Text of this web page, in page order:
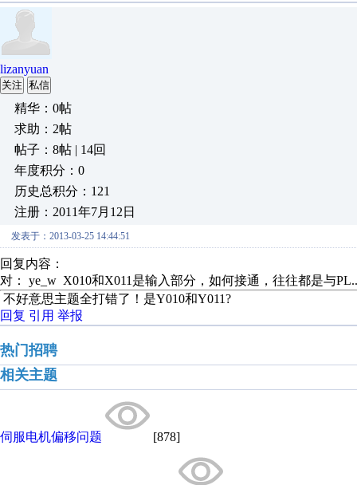
lizanyuan
关注 私信
精华：0帖
求助：2帖
帖子：8帖 | 14回
年度积分：0
历史总积分：121
注册：2011年7月12日
发表于：2013-03-25 14:44:51
回复内容：
对： ye_w X010和X011是输入部分，如何接通，往往都是与
不好意思主题全打错了！是Y010和Y011?
回复 引用 举报
热门招聘
相关主题
伺服电机偏移问题 [878]